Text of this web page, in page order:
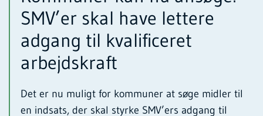
SMV’er skal have lettere
adgang til kvalificeret
arbejdskraft
Det er nu muligt for kommuner at søge midler til
en indsats, der skal styrke SMV’ers adgang til